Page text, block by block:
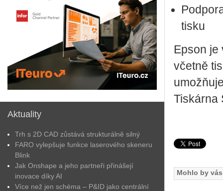
Aktuality
Trh s 2D CAD zůstává strukturálně silný
FARO vylepšuje funkce laserového skeneru
Blink
Jak Onshape a jeho partneři přinášejí
inovace díky AI
Více než jen schéma – P&ID jako centrální
tisku
Epson je
včet­ně
Tis­kár­na
Mohlo by